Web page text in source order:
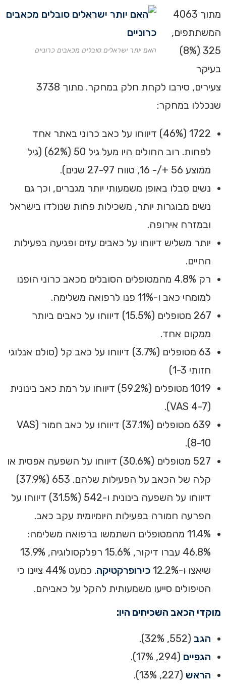
האם יותר ישראלים סובלים מכאבים כרוניים
מתוך 4063
המשתתפים,
325 (8%)
בעיקר
צעירים, סירבו לקחת חלק במחקר. מתוך 3738
שנכללו במחקר:
1722 (46%) דיווחו על כאב כרוני באתר אחד
לפחות. רוב החולים היו מעל גיל 50 (62%) (גיל
ממוצע 56 +/- 16, טווח 27-97 שנים).
נשים סבלו באופן משמעותי יותר מגברים, וכך גם
נשים מבוגרות יותר, משכילות פחות שנולדו בישראל
ובמזרח אירופה.
יותר משליש דיווחו על כאבים עזים ופגיעה בפעילות
החיים.
רק 4.8% מהמטופלים הסובלים מכאב כרוני הופנו
למומחי כאב ו-11% פנו לרפואה משלימה.
267 מטופלים (15.5%) דיווחו על כאבים ביותר
ממקום אחד.
63 מטופלים (3.7%) דיווחו על כאב קל (סולם אנלוגי
חזותי 1-3)
1019 מטופלים (59.2%) דיווחו על רמת כאב בינונית
(VAS 4-7).
639 מטופלים (37.1%) דיווחו על כאב חמור (VAS
8-10).
527 מטופלים (30.6%) דיווחו על השפעה אפסית או
קלה של הכאב על הפעילות שלהם. 653 (37.9%)
דיווחו על השפעה בינונית ו-542 (31.5%) דיווחו על
הפרעה חמורה בפעילות היומיומית עקב כאב.
‏11.4% מהמטופלים השתמשו ברפואה משלימה:
46.8% עברו דיקור, 15.6% רפלקסולוגיה, 13.9%
שיאצו ו-12.2%
כירופרקטיקה
. כמעט 44% ציינו כי
הטיפולים סייעו משמעותית להקל על כאביהם.‏
מוקדי הכאב השכיחים היו:
הגב (552, 32%).
הגפיים (294, 17%).
הראש (227, 13%).